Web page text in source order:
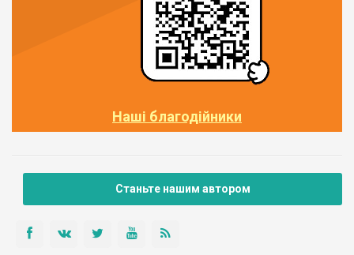
Наші благодійники
Станьте нашим автором